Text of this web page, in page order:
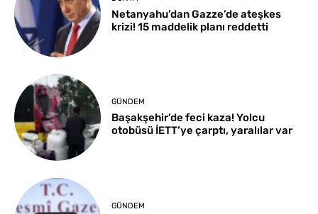
Netanyahu’dan Gazze’de ateşkes
krizi! 15 maddelik planı reddetti
GÜNDEM
Başakşehir’de feci kaza! Yolcu
otobüsü İETT’ye çarptı, yaralılar var
GÜNDEM